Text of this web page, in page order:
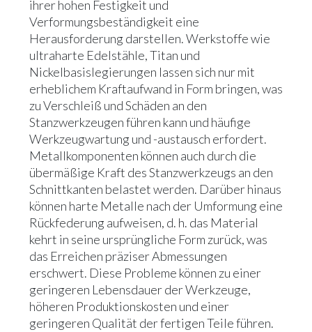
ihrer hohen Festigkeit und
Verformungsbeständigkeit eine
Herausforderung darstellen. Werkstoffe wie
ultraharte Edelstähle, Titan und
Nickelbasislegierungen lassen sich nur mit
erheblichem Kraftaufwand in Form bringen, was
zu Verschleiß und Schäden an den
Stanzwerkzeugen führen kann und häufige
Werkzeugwartung und -austausch erfordert.
Metallkomponenten können auch durch die
übermäßige Kraft des Stanzwerkzeugs an den
Schnittkanten belastet werden. Darüber hinaus
können harte Metalle nach der Umformung eine
Rückfederung aufweisen, d. h. das Material
kehrt in seine ursprüngliche Form zurück, was
das Erreichen präziser Abmessungen
erschwert. Diese Probleme können zu einer
geringeren Lebensdauer der Werkzeuge,
höheren Produktionskosten und einer
geringeren Qualität der fertigen Teile führen.